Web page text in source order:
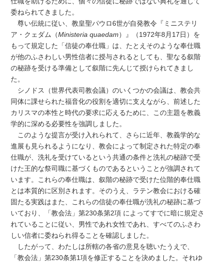
委ねられてきました。
尊い伝統に従い、教皇聖パウロ6世が自発教令『ミニステリ
ア・クェダム（Ministeria quaedam）』（1972年8月17日）を
もって規定した「信徒の奉仕職」は、たとえそのような奉仕職
が他のふさわしい男性信者に授与されるとしても、聖なる叙階
の秘跡を受ける準備として叙階に先んじて授けられてきまし
た。
シノドス（世界代表司教会議）のいくつかの会議は、教会共
同体に課せられた福音化の役割を適切に支えながら、前述した
カリスマの本性と時代の要求に応えるために、この主題を教義
学的に深める必要性を強調しました。
このような提言が受け入れられて、さらに近年、教義学的な
進展も見られるようになり、教会によって制定された特定の奉
仕職が、洗礼を受けているという共通の条件と洗礼の秘跡で受
けた王的な祭司職に基づくものであるということが強調されて
います。これらの奉仕職は、叙階の秘跡で受けた位階的奉仕職
とは本質的に区別されます。そのうえ、ラテン教会における確
固たる実践はまた、これらの信徒の奉仕職が洗礼の秘跡に基づ
いており、「教会法」第230条第2項 によってすでに暗に規定さ
れていることに従い、男性であれ女性であれ、すべてのふさわ
しい信者に委ねられ得ることを確認しました。
したがって、わたしは所轄の各省の意見を聴いたうえで、
「教会法」第230条第1項を修正することを決めました。それゆ